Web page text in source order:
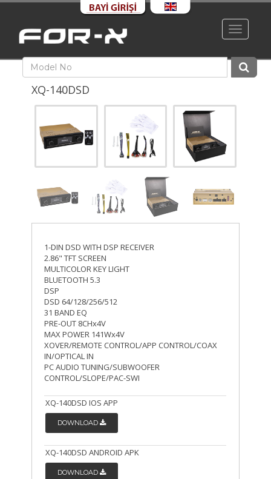
Toggle
XQ-140DSD
1-DIN DSD WITH DSP RECEIVER
2.86" TFT SCREEN
MULTICOLOR KEY LIGHT
BLUETOOTH 5.3
DSP
DSD 64/128/256/512
31 BAND EQ
PRE-OUT 8CHx4V
MAX POWER 141Wx4V
XOVER/REMOTE CONTROL/APP CONTROL/COAX
IN/OPTICAL IN
PC AUDIO TUNING/SUBWOOFER
CONTROL/SLOPE/PAC-SWI
XQ-140DSD IOS APP
DOWNLOAD
XQ-140DSD ANDROID APK
DOWNLOAD